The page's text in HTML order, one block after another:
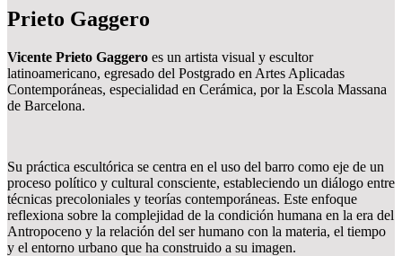
Prieto Gaggero
Vicente Prieto Gaggero es un artista visual y escultor
latinoamericano, egresado del Postgrado en Artes Aplicadas
Contemporáneas, especialidad en Cerámica, por la Escola Massana
de Barcelona.
Su práctica escultórica se centra en el uso del barro como eje de un
proceso político y cultural consciente, estableciendo un diálogo entre
técnicas precoloniales y teorías contemporáneas. Este enfoque
reflexiona sobre la complejidad de la condición humana en la era del
Antropoceno y la relación del ser humano con la materia, el tiempo
y el entorno urbano que ha construido a su imagen.